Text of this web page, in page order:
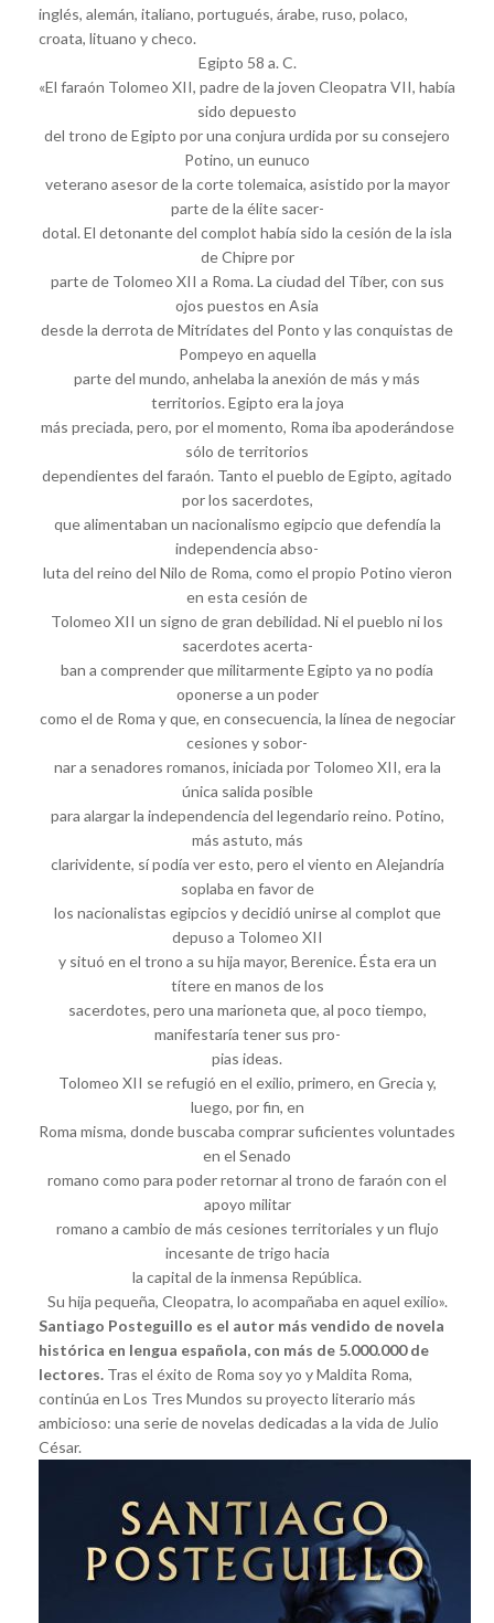
inglés, alemán, italiano, portugués, árabe, ruso, polaco,
croata, lituano y checo.
Egipto 58 a. C.
«El faraón Tolomeo XII, padre de la joven Cleopatra VII, había
sido depuesto
del trono de Egipto por una conjura urdida por su consejero
Potino, un eunuco
veterano asesor de la corte tolemaica, asistido por la mayor
parte de la élite sacer-
dotal. El detonante del complot había sido la cesión de la isla
de Chipre por
parte de Tolomeo XII a Roma. La ciudad del Tíber, con sus
ojos puestos en Asia
desde la derrota de Mitrídates del Ponto y las conquistas de
Pompeyo en aquella
parte del mundo, anhelaba la anexión de más y más
territorios. Egipto era la joya
más preciada, pero, por el momento, Roma iba apoderándose
sólo de territorios
dependientes del faraón. Tanto el pueblo de Egipto, agitado
por los sacerdotes,
que alimentaban un nacionalismo egipcio que defendía la
independencia abso-
luta del reino del Nilo de Roma, como el propio Potino vieron
en esta cesión de
Tolomeo XII un signo de gran debilidad. Ni el pueblo ni los
sacerdotes acerta-
ban a comprender que militarmente Egipto ya no podía
oponerse a un poder
como el de Roma y que, en consecuencia, la línea de negociar
cesiones y sobor-
nar a senadores romanos, iniciada por Tolomeo XII, era la
única salida posible
para alargar la independencia del legendario reino. Potino,
más astuto, más
clarividente, sí podía ver esto, pero el viento en Alejandría
soplaba en favor de
los nacionalistas egipcios y decidió unirse al complot que
depuso a Tolomeo XII
y situó en el trono a su hija mayor, Berenice. Ésta era un
títere en manos de los
sacerdotes, pero una marioneta que, al poco tiempo,
manifestaría tener sus pro-
pias ideas.
Tolomeo XII se refugió en el exilio, primero, en Grecia y,
luego, por fin, en
Roma misma, donde buscaba comprar suficientes voluntades
en el Senado
romano como para poder retornar al trono de faraón con el
apoyo militar
romano a cambio de más cesiones territoriales y un flujo
incesante de trigo hacia
la capital de la inmensa República.
Su hija pequeña, Cleopatra, lo acompañaba en aquel exilio».
Santiago Posteguillo es el autor más vendido de novela
histórica en lengua española, con más de 5.000.000 de
lectores. Tras el éxito de Roma soy yo y Maldita Roma,
continúa en Los Tres Mundos su proyecto literario más
ambicioso: una serie de novelas dedicadas a la vida de Julio
César.